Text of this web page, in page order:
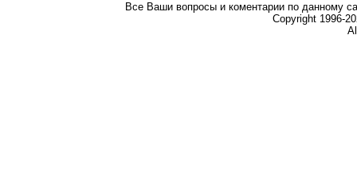
Все Ваши вопросы и коментарии по данному
Copyright 1996-